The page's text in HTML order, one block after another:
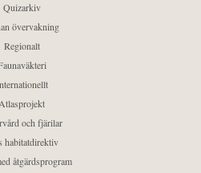
Quizarkiv
övervakning
Regionalt
Atlasprojekt
och fjärilar
habitatdirektiv
åtgärdsprogram